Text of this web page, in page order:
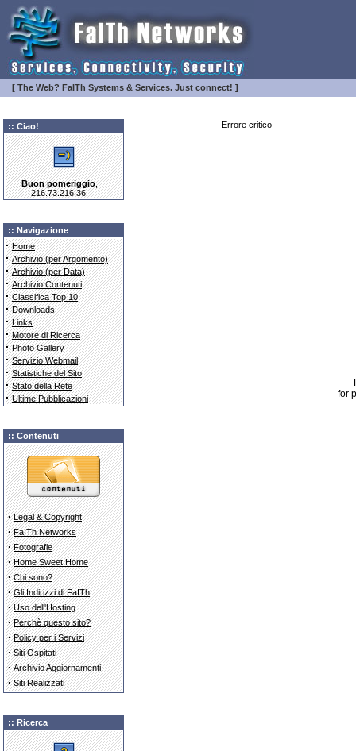
[ The Web? FaITh Systems & Services. Just connect! ]
:: Ciao!
Buon pomeriggio,
216.73.216.36!
:: Navigazione
· Home
· Archivio (per Argomento)
· Archivio (per Data)
· Archivio Contenuti
· Classifica Top 10
· Downloads
· Links
· Motore di Ricerca
· Photo Gallery
· Servizio Webmail
· Statistiche del Sito
· Stato della Rete
· Ultime Pubblicazioni
:: Contenuti
· Legal & Copyright
· FaITh Networks
· Fotografie
· Home Sweet Home
· Chi sono?
· Gli Indirizzi di FaITh
· Uso dell'Hosting
· Perchè questo sito?
· Policy per i Servizi
· Siti Ospitati
· Archivio Aggiornamenti
· Siti Realizzati
:: Ricerca
Errore critico
for